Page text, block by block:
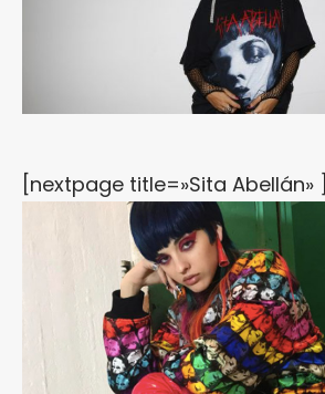
[nextpage title=»Sita Abellán» ]